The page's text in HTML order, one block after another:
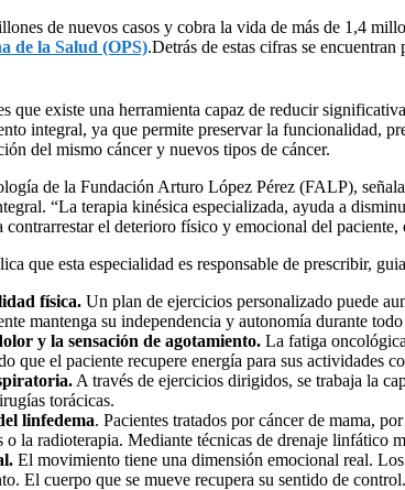
de nuevos casos y cobra la vida de más de 1,4
de la Salud (OPS).Detrás de estas cifras se
que existe una herramienta capaz de reducir
integral, ya que permite preservar la funcionalidad,
del mismo cáncer y nuevos tipos de cáncer.
de la Fundación Arturo López Pérez (FALP),
“La terapia kinésica especializada, ayuda a
contrarrestar el deterioro físico y emocional del
que esta especialidad es responsable de prescribir,
física. Un plan de ejercicios personalizado puede
mantenga su independencia y autonomía durante
y la sensación de agotamiento. La fatiga
que el paciente recupere energía para sus actividades
A través de ejercicios dirigidos, se trabaja la
torácicas.
linfedema. Pacientes tratados por cáncer de mama,
la radioterapia. Mediante técnicas de drenaje linfático
El movimiento tiene una dimensión emocional real.
El cuerpo que se mueve recupera su sentido de control.